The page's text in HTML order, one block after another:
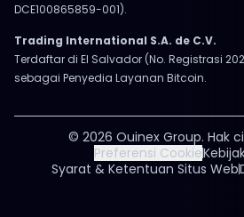
DCE100865859-001).
Trading International S.A. de C.V.
Terdaftar di El Salvador (No. Registrasi
sebagai Penyedia Layanan Bitcoin.
© 2026 Ouinex Group. Hak
Preferensi Cookie
Syarat & Ketentuan Situs Web